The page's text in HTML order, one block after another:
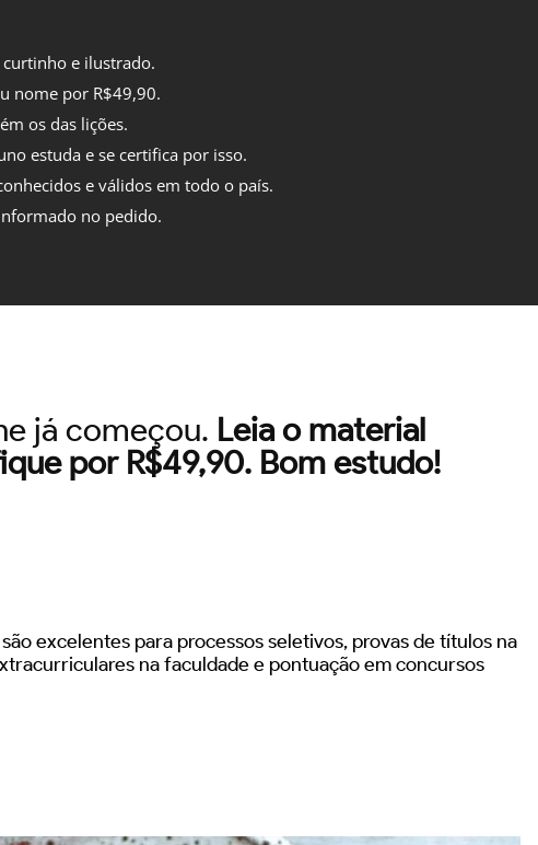
e ilustrado.
nome por R$49,90.
os das lições.
estuda e se certifica por isso.
e válidos em todo o país.
no pedido.
já começou. Leia o material
por R$49,90. Bom estudo!
excelentes para processos seletivos, provas de títulos na
na faculdade e pontuação em concursos